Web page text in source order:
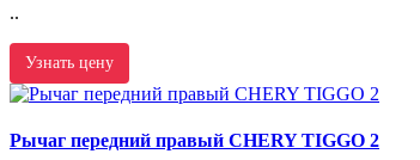
..
Узнать цену
Рычаг передний правый CHERY TIGGO 2